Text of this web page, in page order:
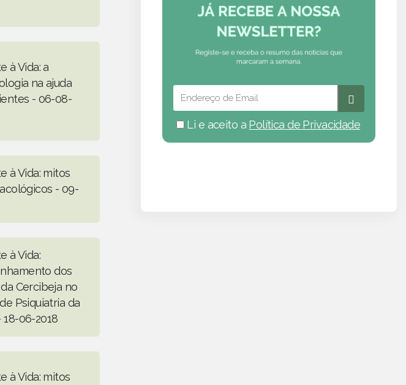
à Vida: a
na ajuda
- 06-08-
à Vida: mitos
- 09-
à Vida:
dos
Cercibeja no
Psiquiatria da
18-06-2018
à Vida: mitos
Li e aceito a Política de Privacidade